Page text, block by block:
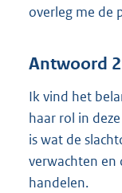
overleg me de
Antwoord
Ik vind het
haar rol in
is wat de
verwachten en
handelen.